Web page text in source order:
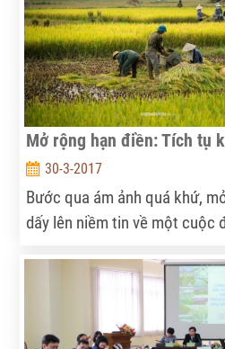
cho vay hàng ngàn tỷ đồng.
đều cho rằng mình không có
vốn”.
Mở rộng hạn điền: Tích tụ
30-3-2017
Bước qua ám ảnh quá khứ,
dấy lên niềm tin về một cuộc
công cuộc đó, người nông
tích tụ đừng đi liền với tước